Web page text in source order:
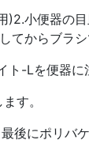
)2.小便器の
てからブラシ
-Lを便器に
す。
後にポリバ